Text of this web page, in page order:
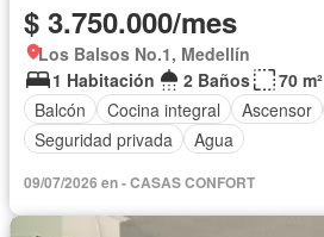
$ 3.750.000/mes
Los Balsos No.1, Medellín
1 Habitación
2 Baños
70 m²
Balcón
Cocina integral Ascensor
Seguridad privada
Agua
09/07/2026 en - CASAS CONFORT